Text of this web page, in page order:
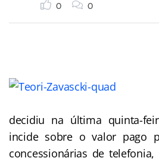
0 0
decidiu na última quinta-
incide sobre o valor pago
concessionárias de